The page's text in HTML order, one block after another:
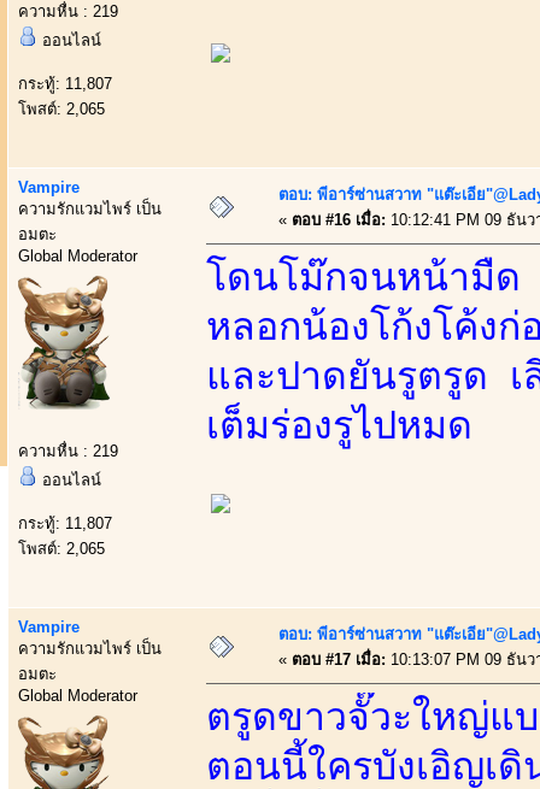
ความหื่น : 219
ออนไลน์
กระทู้: 11,807
โพสต์: 2,065
Vampire
ความรักแวมไพร์ เป็น
อมตะ
Global Moderator
ความหื่น : 219
ออนไลน์
กระทู้: 11,807
โพสต์: 2,065
ตอบ: พีอาร์ซ่านสวาท "แต๊ะเอีย
« ตอบ #16 เมื่อ: 10:12:41 PM 09 ธัน
โดนโม๊กจนหน้ามืด
หลอกน้องโก้งโค้ง
และปาดยันรูตรูด เ
เต็มร่องรูไปหมด
Vampire
ความรักแวมไพร์ เป็น
อมตะ
Global Moderator
ตอบ: พีอาร์ซ่านสวาท "แต๊ะเอีย
« ตอบ #17 เมื่อ: 10:13:07 PM 09 ธัน
ตรูดขาวจั๊วะใหญ่แ
ตอนนี้ใครบังเอิญเ